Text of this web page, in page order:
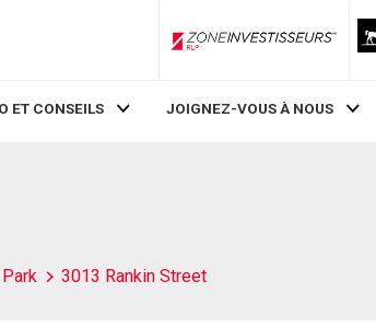
ZoneInvestisseurs
ET CONSEILS JOIGNEZ-VOUS À NOUS
3013 Rankin Street